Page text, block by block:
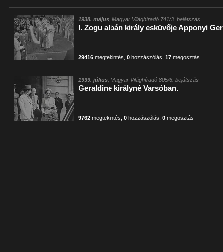
1938. május , Magyar Világhíradó 741/3. bejátszás
I. Zogu albán király esküvője Apponyi
29416 megtekintés ,0 hozzászólás ,17 megosztás
1939. július , Magyar Világhíradó 805/6. bejátszás
Geraldine királyné Varsóban.
9762 megtekintés ,0 hozzászólás ,0 megosztás